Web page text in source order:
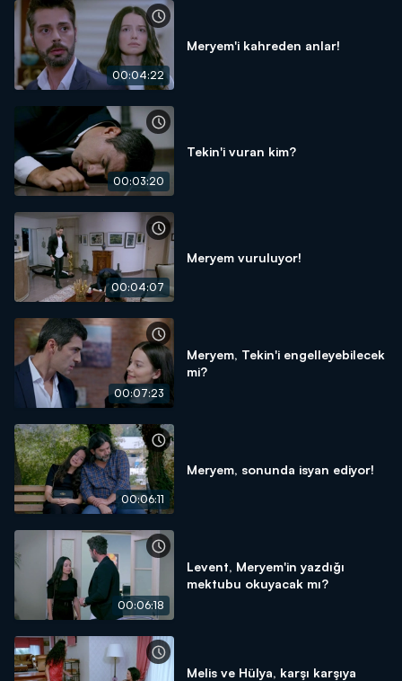
00:04:22
Meryem'i kahreden anlar!
00:03:20
Tekin'i vuran kim?
00:04:07
Meryem vuruluyor!
00:07:23
Meryem, Tekin'i engelleyebilecek
mi?
00:06:11
Meryem, sonunda isyan ediyor!
00:06:18
Levent, Meryem'in yazdığı
mektubu okuyacak mı?
Melis ve Hülya, karşı karşıya